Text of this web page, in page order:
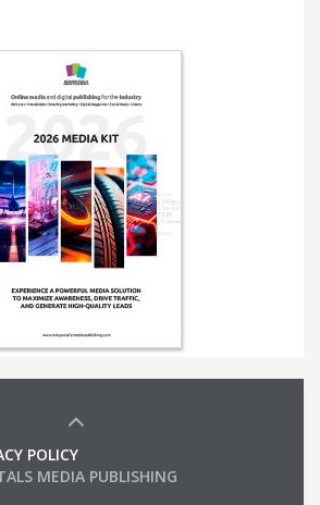
POLICY
MEDIA PUBLISHING